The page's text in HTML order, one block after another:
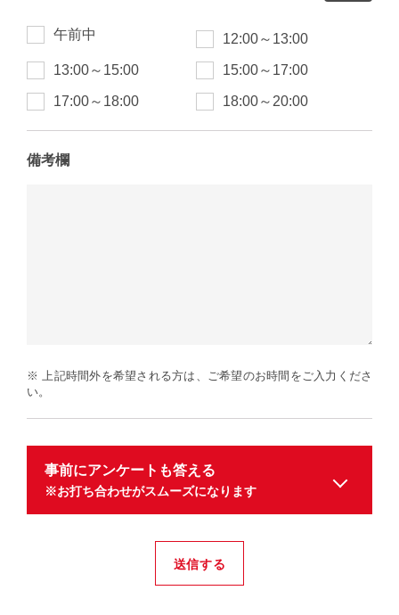
午前中 12:00～13:00
13:00～15:00 15:00～17:00
17:00～18:00 18:00～20:00
備考欄
※ 上記時間外を希望される方は、ご希望のお時間をご入力くださ
い。
事前にアンケートも答える
※お打ち合わせがスムーズになります
送信する